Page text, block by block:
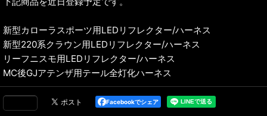
新型カローラスポーツ用LEDリフレクター/ハーネス
新型220系クラウン用LEDリフレクター/ハーネス
リーフニスモ用LEDリフレクター/ハーネス
MC後GJアテンザ用テール全灯化ハーネス
Facebookでシェア